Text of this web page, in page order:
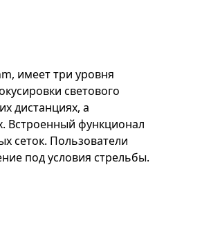
имеет три уровня
светового
дистанциях, а
Встроенный функционал
сеток. Пользователи
под условия стрельбы.